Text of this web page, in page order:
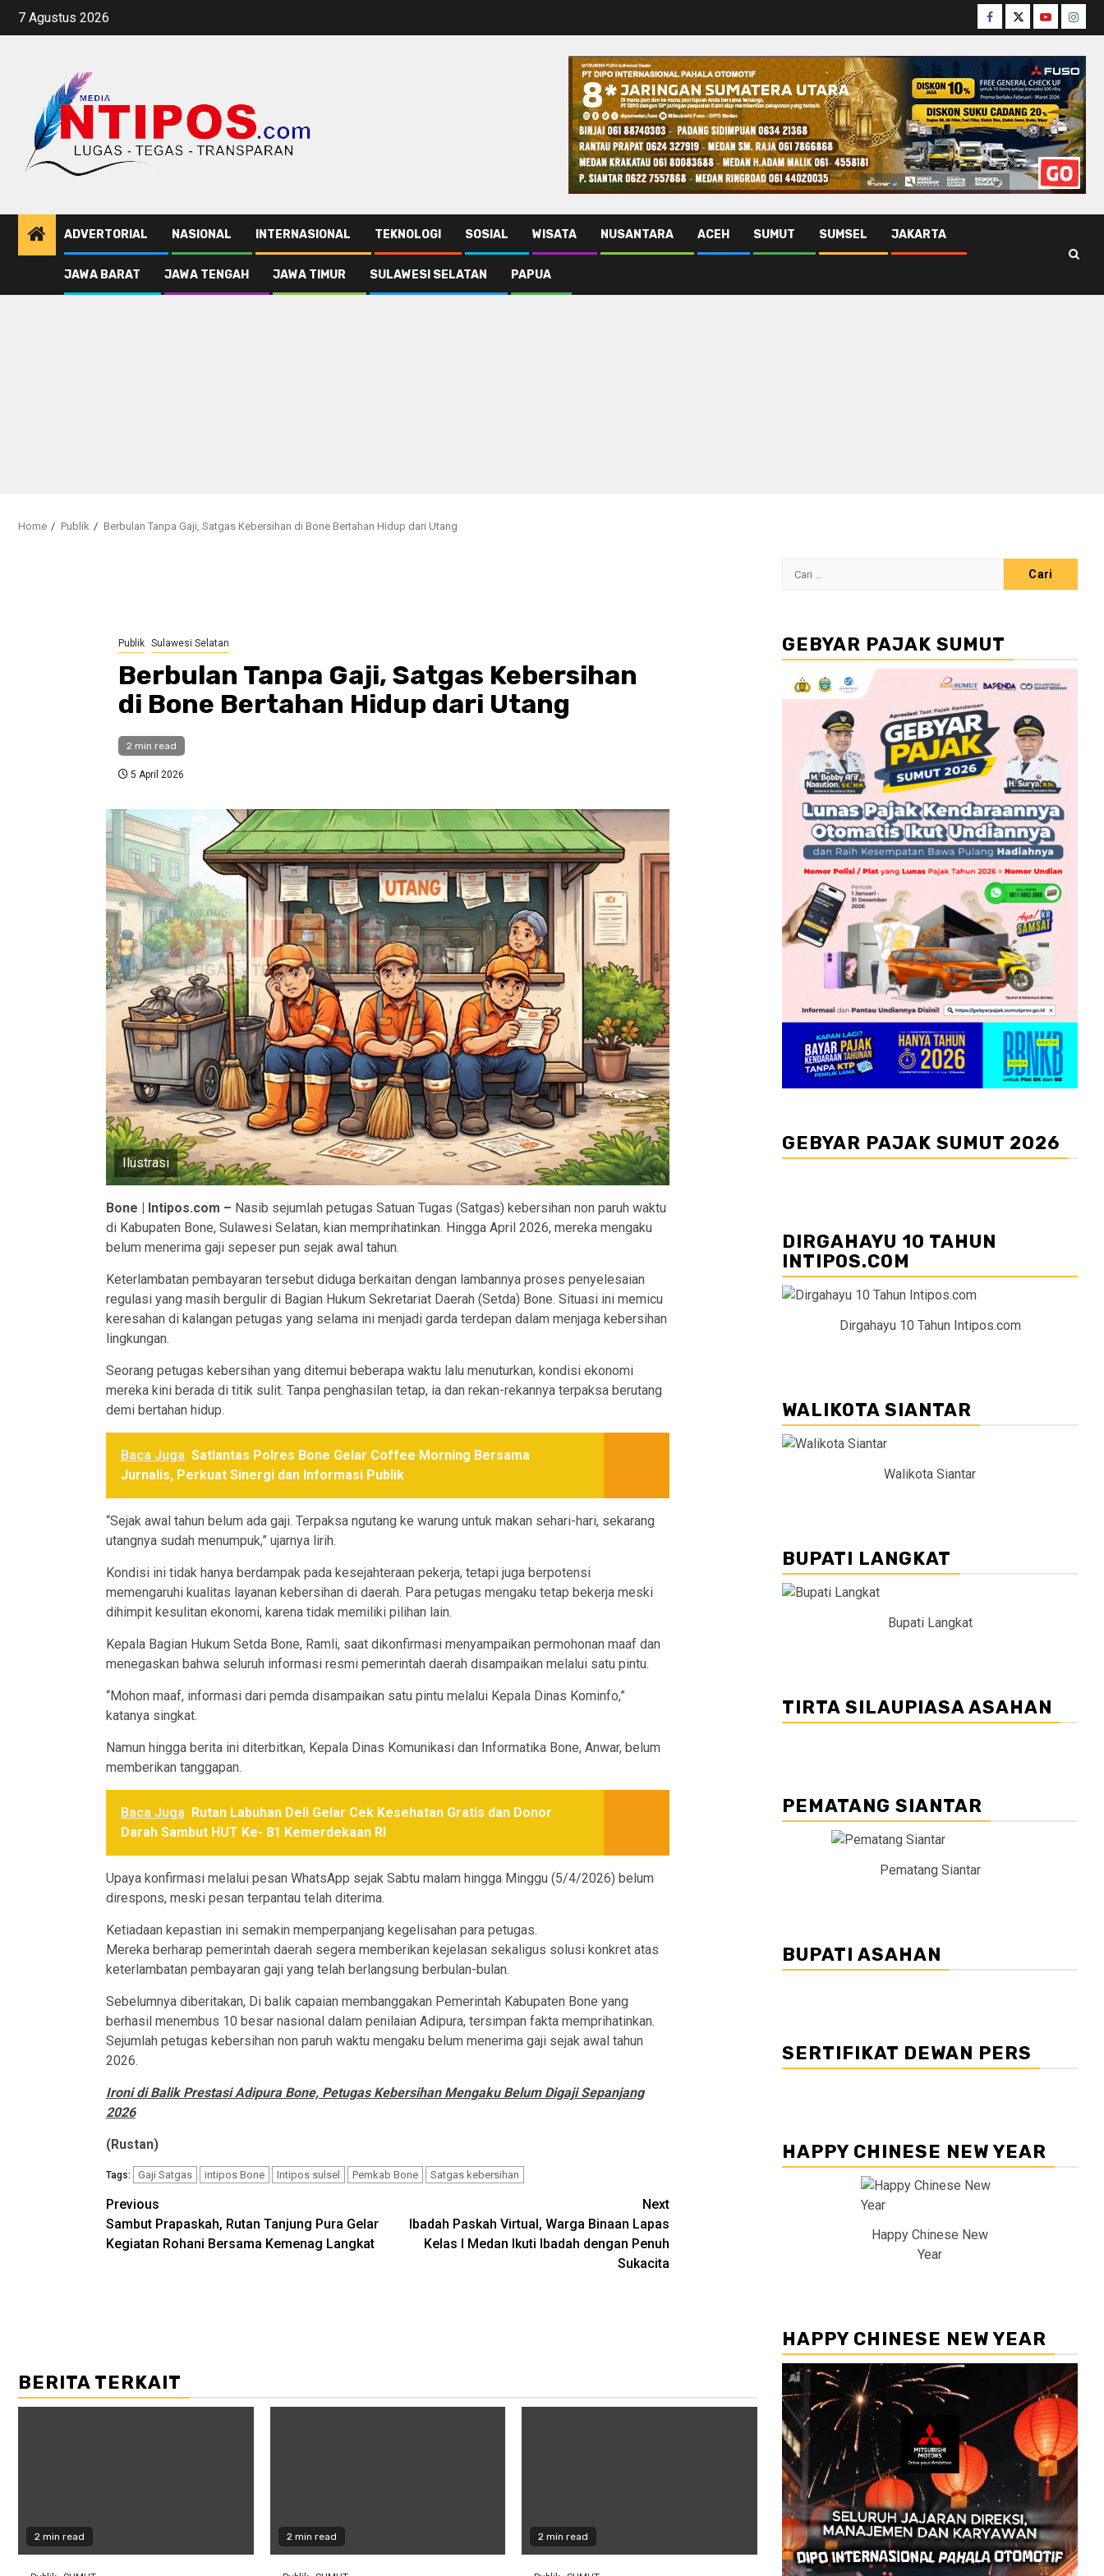
Skip
7 Agustus 2026 Facebook
TwitterYoutube
ADVERTORIAL NASIONAL INTERNASIONAL TEKNOLOGI SOSIAL WISATA NUSANTARA ACEH SUMUT SUMSEL JAKARTA
JAWA BARAT JAWA TENGAH JAWA TIMUR SULAWESI SELATAN PAPUA
Home Publik Berbulan Tanpa Gaji, Satgas Kebersihan di Bone Bertahan Hidup dari Utang
Publik Sulawesi Selatan
Berbulan Tanpa Gaji, Satgas Kebersihan
di Bone Bertahan Hidup dari Utang
2 min read
5 April 2026
Ilustrasi
Bone | Intipos.com – Nasib sejumlah petugas Satuan Tugas (Satgas) kebersihan non paruh waktu
di Kabupaten Bone, Sulawesi Selatan, kian memprihatinkan. Hingga April 2026, mereka mengaku
belum menerima gaji sepeser pun sejak awal tahun.
Keterlambatan pembayaran tersebut diduga berkaitan dengan lambannya proses penyelesaian
regulasi yang masih bergulir di Bagian Hukum Sekretariat Daerah (Setda) Bone. Situasi ini memicu
keresahan di kalangan petugas yang selama ini menjadi garda terdepan dalam menjaga kebersihan
lingkungan.
Seorang petugas kebersihan yang ditemui beberapa waktu lalu menuturkan, kondisi ekonomi
mereka kini berada di titik sulit. Tanpa penghasilan tetap, ia dan rekan-rekannya terpaksa berutang
demi bertahan hidup.
Baca Juga Satlantas Polres Bone Gelar Coffee Morning Bersama
Jurnalis, Perkuat Sinergi dan Informasi Publik
“Sejak awal tahun belum ada gaji. Terpaksa ngutang ke warung untuk makan sehari-hari, sekarang
utangnya sudah menumpuk,” ujarnya lirih.
Kondisi ini tidak hanya berdampak pada kesejahteraan pekerja, tetapi juga berpotensi
memengaruhi kualitas layanan kebersihan di daerah. Para petugas mengaku tetap bekerja meski
dihimpit kesulitan ekonomi, karena tidak memiliki pilihan lain.
Kepala Bagian Hukum Setda Bone, Ramli, saat dikonfirmasi menyampaikan permohonan maaf dan
menegaskan bahwa seluruh informasi resmi pemerintah daerah disampaikan melalui satu pintu.
“Mohon maaf, informasi dari pemda disampaikan satu pintu melalui Kepala Dinas Kominfo,”
katanya singkat.
Namun hingga berita ini diterbitkan, Kepala Dinas Komunikasi dan Informatika Bone, Anwar, belum
memberikan tanggapan.
Baca Juga Rutan Labuhan Deli Gelar Cek Kesehatan Gratis dan Donor
Darah Sambut HUT Ke- 81 Kemerdekaan RI
Upaya konfirmasi melalui pesan WhatsApp sejak Sabtu malam hingga Minggu (5/4/2026) belum
direspons, meski pesan terpantau telah diterima.
Ketiadaan kepastian ini semakin memperpanjang kegelisahan para petugas.
Mereka berharap pemerintah daerah segera memberikan kejelasan sekaligus solusi konkret atas
keterlambatan pembayaran gaji yang telah berlangsung berbulan-bulan.
Sebelumnya diberitakan, Di balik capaian membanggakan Pemerintah Kabupaten Bone yang
berhasil menembus 10 besar nasional dalam penilaian Adipura, tersimpan fakta memprihatinkan.
Sejumlah petugas kebersihan non paruh waktu mengaku belum menerima gaji sejak awal tahun
2026.
Ironi di Balik Prestasi Adipura Bone, Petugas Kebersihan Mengaku Belum Digaji Sepanjang
2026
(Rustan)
Tags: Gaji Satgas intipos Bone Intipos sulsel Pemkab Bone Satgas kebersihan
Post
navigation
Previous
Sambut Prapaskah, Rutan Tanjung Pura Gelar
Kegiatan Rohani Bersama Kemenag Langkat
Next
Ibadah Paskah Virtual, Warga Binaan Lapas
Kelas I Medan Ikuti Ibadah dengan Penuh
Sukacita
BERITA TERKAIT
2 min read 2 min read 2 min read
Cari
GEBYAR PAJAK SUMUT
GEBYAR PAJAK SUMUT 2026
DIRGAHAYU 10 TAHUN
INTIPOS.COM
Dirgahayu 10 Tahun Intipos.com
WALIKOTA SIANTAR
Walikota Siantar
BUPATI LANGKAT
Bupati Langkat
TIRTA SILAUPIASA ASAHAN
PEMATANG SIANTAR
Pematang Siantar
BUPATI ASAHAN
SERTIFIKAT DEWAN PERS
HAPPY CHINESE NEW YEAR
Happy Chinese New
Year
HAPPY CHINESE NEW YEAR